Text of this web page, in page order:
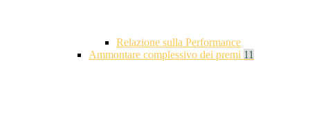
Relazione sulla Performance
Ammontare complessivo dei premi 11